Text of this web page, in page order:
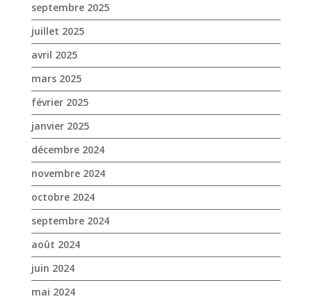
septembre 2025
juillet 2025
avril 2025
mars 2025
février 2025
janvier 2025
décembre 2024
novembre 2024
octobre 2024
septembre 2024
août 2024
juin 2024
mai 2024